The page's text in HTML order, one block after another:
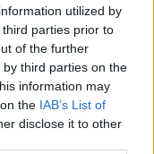
utilized by
parties prior to
of the further
third parties on the
information may
the IAB’s List of
disclose it to other